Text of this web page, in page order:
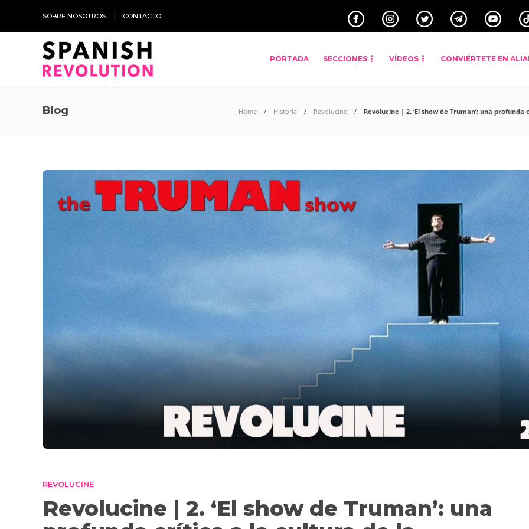
SOBRE NOSOTROS CONTACTO
PORTADA SECCIONES VÍDEOS CONVIÉRTETE EN
Blog Home Historia Revolucine Revolucine | 2. ‘El show de Truman’: una
REVOLUCINE
Revolucine | 2. ‘El show de Truman’: una